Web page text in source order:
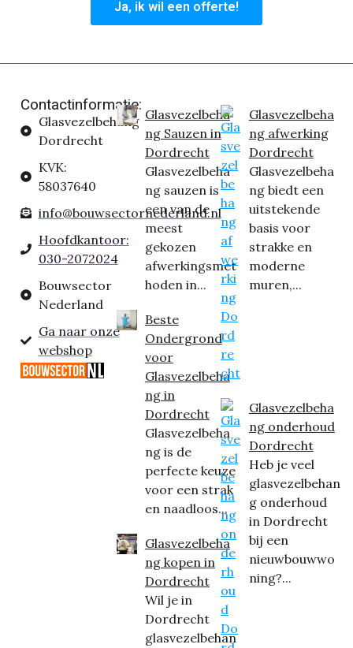
Ja, ik wil een offerte!
Contactinformatie:
Glasvezelbehang
Dordrecht
KVK:
58037640
info@bouwsectornederland.nl
Hoofdkantoor:
030-2072024
Bouwsector
Nederland
Ga naar onze
webshop
Glasvezelbeha
ng Sauzen in
Dordrecht
Glasvezelbeha
ng sauzen is
een van de
meest
gekozen
afwerkingsmet
hoden in...
Beste
Ondergrond
voor
Glasvezelbeha
ng in
Dordrecht
Glasvezelbeha
ng is de
perfecte keuze
voor een strak
en naadloos...
Glasvezelbeha
ng kopen in
Dordrecht
Wil je in
Dordrecht
glasvezelbehan
Glasvezelbeha
ng afwerking
Dordrecht
Glasvezelbeha
ng biedt een
uitstekende
basis voor
strakke en
moderne
muren,...
Glasvezelbeha
ng onderhoud
Dordrecht
Heb je veel
glasvezelbehan
g onderhoud
in Dordrecht
bij een
nieuwbouwwo
ning?...